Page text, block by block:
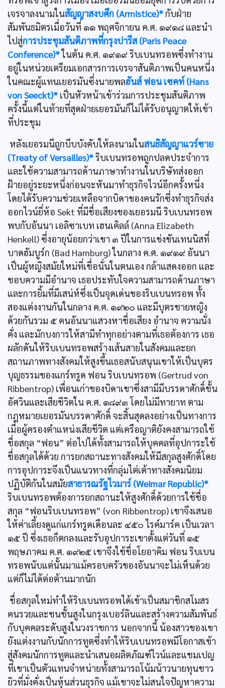
เจรจาลงนามในสัญญาสงบศึก (Armistice)*กับฝ่าย
สัมพันธมิตรเมื่อวันที่ ๑๑ พฤศจิกายน ค.ศ. ๑๙๑๘ และนำ
ไปสู่การประชุมสันติภาพที่กรุงปารีส (Paris Peace
Conference)*ในต้น ค.ศ. ๑๙๑๙ ริบเบนทรอพซึ่งทำงาน
อยู่ในหน่วยเตรียมเอกสารการเจรจาสันติภาพเป็นคนหนึ่ง
ในคณะผู้แทนเยอรมันซึ่งนายพลฮันส์ ฟอน เซคท์ (Hans
von Seeckt)* เป็นหัวหน้าเข้าร่วมการประชุมสันติภาพ
ครั้งนี้แต่ในท้ายที่สุดฝ่ายเยอรมันก็ไม่ได้รับอนุญาตให้เข้า
ที่ประชุม
หลังเยอรมนีถูกบีบบังคับให้ลงนามในสนธิสัญญาแวร์ซาย
(Treaty of Versailles)*ริบเบนทรอพถูกปลดประจำการ
และใช้ความสามารถด้านภาษาทำงานในบริษัทส่งออก
ฝ้ายอยู่ระยะหนึ่งก่อนจะหันมาทำธุรกิจไวน์อีกครั้งหนึ่ง
โดยได้รับความช่วยเหลือจากบิดาของคนรักซึ่งทำธุรกิจส่ง
ออกไวน์ยี่ห้อ Sekt ที่มีชื่อเสืยงของเยอรมนี ริบเบนทรอพ
พบกับอันนา เอลิซาเบท เฮนเคิลล์ (Anna Elizabeth
Henkell) ซึ่งอายุน้อยกว่าเขา ๓ ปีในการแข่งขันเทนนิสที่
บาดฮัมบูร์ก (Bad Hamburg) ในกลาง ค.ศ. ๑๙๑๙ อันนา
เป็นผู้หญิงสมัยใหม่ที่เชื่อนั่นในตนเอง กล้าแสดงออก และ
ชอบความมีอำนาจ เธอประทับใจความสามารถด้านภาษา
และการยิ้มที่มีเสน่ห์ซึ่งเป็นจุดเด่นของริบเบนทรอพ ทั้ง
สองแต่งงานกันในกลาง ค.ศ. ๑๙๒๐ และมีบุตรชายหญิง
ด้วยกันรวม ๕ คนอันนาแสวงหาชื่อเสียง อำนาจ ความนั่ง
คั่ง และมักบงการให้สามีทำทุกอย่างตามที่เธอต้องการ เธอ
ผลักดันให้ริบเบนทรอพสร้างเส้นสายในสังคมและยก
สถานภาพทางสังคมให้สูงขึ้นเธอสนับสนุนเขาให้เป็นบุตร
บุญธรรมของแกร์ทรูด ฟอน ริบเบนทรอพ (Gertrud von
Ribbentrop) เพื่อนเก่าของบิดาเขาซึ่งสามีมีบรรดาศักดิ์ชั้น
อัศวินและเสียชีวิตใน ค.ศ. ๑๘๙๓ โดยไม่มีทายาท ตาม
กฎหมายเยอรมันบรรดาศักดิ์ จะสิ้นสุดลงอย่างเป็นทางการ
เมื่อผู้ครองตำแหน่งเสียชีวิต แต่เครือญาติยังคงสามารถใช้
ชื่อสกุล “ฟอน” ต่อไปได้ทั้งสามารถให้บุคคลที่อุปการะใช้
ชื่อสกุลได้ด้วย การยกสถานะทางสังคมให้มีสกุลสูงศักดิ์โดย
การอุปการะจึงเป็นแนวทางที่กลุ่มไต่เต้าทางสังคมนิยม
ปฏิบัติกันในสมัยสาธารณรัฐไวมาร์ (Weimar Republic)*
ริบเบนทรอพต้องการยกสถานะให้สูงศักดิ์ด้วยการใช้ชื่อ
สกุล “ฟอนริบเบนทรอพ” (von Ribbentrop) เขาจึงเสนอ
ให้ค่าเลี้ยงดูแก่แกร์ทรูดเดือนละ ๔๕๐ ไรค์มาร์ค เป็นเวลา
๑๕ ปี ซึ่งเธอก็ตกลงและรับอุปการะเขาตั้งแต่วันที่ ๑๕
พฤษภาคม ค.ศ. ๑๙๒๕ เขาจึงใช้ชื่อโยอาคิม ฟอน ริบเบน
ทรอพนับแต่นั้นมาแม้ครอบครัวของอันนาจะไม่เห็นด้วย
แต่ก็ไม่ได้ต่อต้านมากนัก
ชื่อสกุลใหม่ทำให้ริบเบนทรอพได้เข้าเป็นสมาชิกสโมสร
คนรวยและชนชั้นสูงในกรุงเบอร์ลินและสร้างความสัมพันธ์
กับบุคคลระดับสูงในวงราชการ นอกจากนี้ น้องสาวของเขา
ยังแต่งงานกับนักการทูตซึ่งทำให้ริบเบนทรอพมีโอกาสเข้า
สู่สังคมนักการทูตและนำเสนอผลิตภัณฑ์ไวน์และแชมเปญ
ที่เขาเป็นตัวแทนจำหน่ายทั้งสามารถโน้มน้าวนายทุนชาว
ยิวที่มั่งคั่งเป็นหุ้นส่วนธุรกิจ แม้เขาจะไม่สนใจปัญหาความ